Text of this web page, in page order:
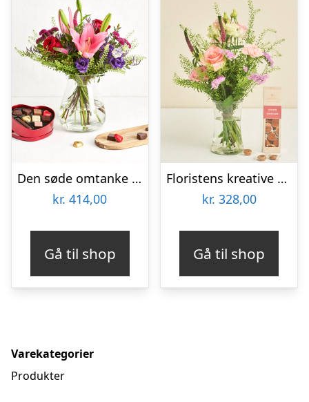
Den søde omtanke med hjerte med chokolade
kr. 414,00
Gå til shop
Floristens kreative buket i lyserøde nuancer med karameller
kr. 328,00
Gå til shop
Varekategorier
Produkter